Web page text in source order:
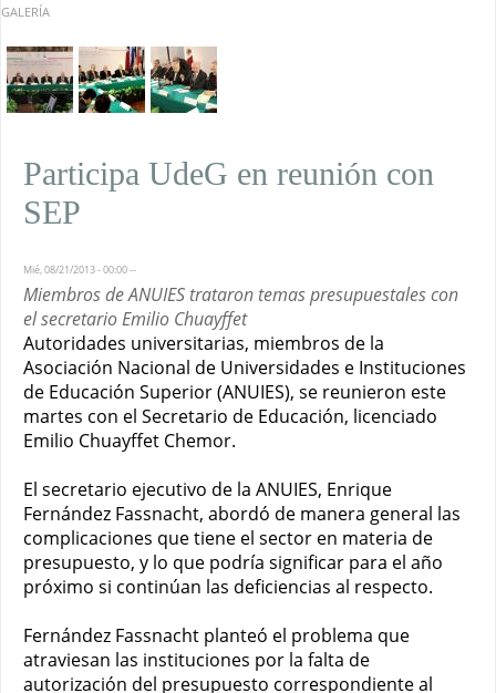
GALERÍA
Participa UdeG en reunión con
SEP
Mié, 08/21/2013 - 00:00--
Miembros de ANUIES trataron temas presupuestales con
el secretario Emilio Chuayffet
Autoridades universitarias, miembros de la
Asociación Nacional de Universidades e Instituciones
de Educación Superior (ANUIES), se reunieron este
martes con el Secretario de Educación, licenciado
Emilio Chuayffet Chemor.
El secretario ejecutivo de la ANUIES, Enrique
Fernández Fassnacht, abordó de manera general las
complicaciones que tiene el sector en materia de
presupuesto, y lo que podría significar para el año
próximo si continúan las deficiencias al respecto.
Fernández Fassnacht planteó el problema que
atraviesan las instituciones por la falta de
autorización del presupuesto correspondiente al